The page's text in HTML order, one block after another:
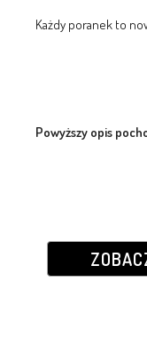
Każdy poranek to
Powyższy opis